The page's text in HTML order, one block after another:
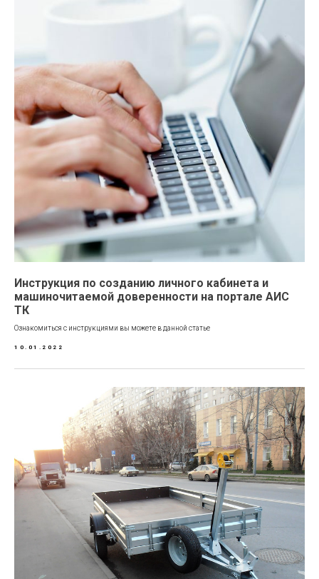
Инструкция по созданию личного кабинета и
машиночитаемой доверенности на портале АИС
ТК
Ознакомиться с инструкциями вы можете в данной статье
10.01.2022